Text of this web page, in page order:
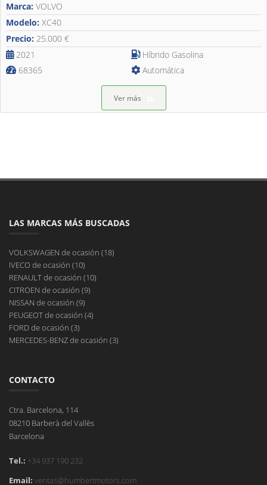
Marca: VOLVO
Modelo: XC40
Precio: 25.000 €
2021
68365
Híbrido Gasolina
Automática
Ver más
LAS MARCAS MÁS BUSCADAS
VOLKSWAGEN de ocasión (18)
IVECO de ocasión (10)
RENAULT de ocasión (10)
CITROEN de ocasión (9)
NISSAN de ocasión (9)
PEUGEOT de ocasión (4)
FORD de ocasión (3)
MERCEDES-BENZ de ocasión (3)
CONTACTO
Ctra. Barcelona, 114
08210 Barberà del Vallès
Barcelona
Tel.: +34 937 190 232
Email: ventas@humbertmotors.com